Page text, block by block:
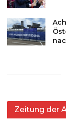
Zeitung der